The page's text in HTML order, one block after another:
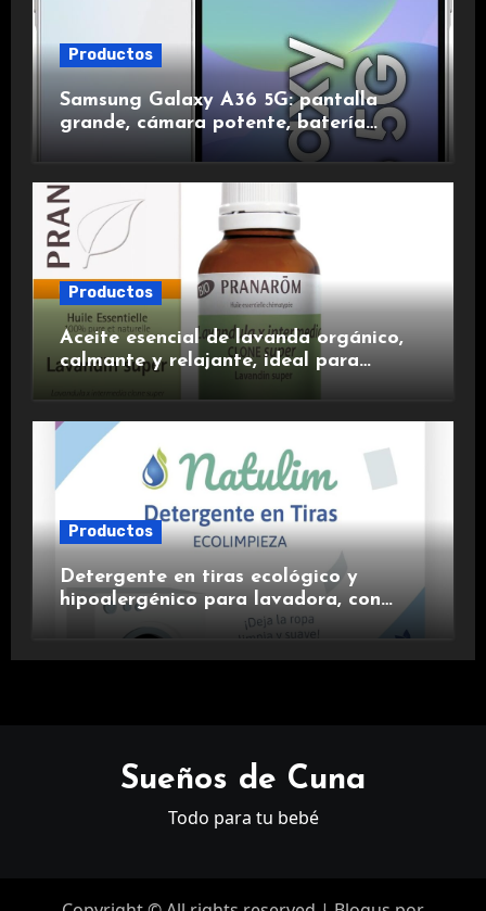
Productos
Samsung Galaxy A36 5G: pantalla
grande, cámara potente, batería
duradera y carga rápida para una
Productos
Aceite esencial de lavanda orgánico,
calmante y relajante, ideal para
Productos
Detergente en tiras ecológico y
hipoalergénico para lavadora, con
suavizante incluido y fragancia de
lavanda.
Sueños de Cuna
Todo para tu bebé